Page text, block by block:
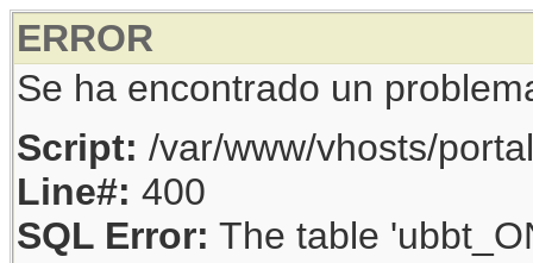
ERROR
Se ha encontrado un
Script: /var/www/vhosts/
Line#: 400
SQL Error: The table